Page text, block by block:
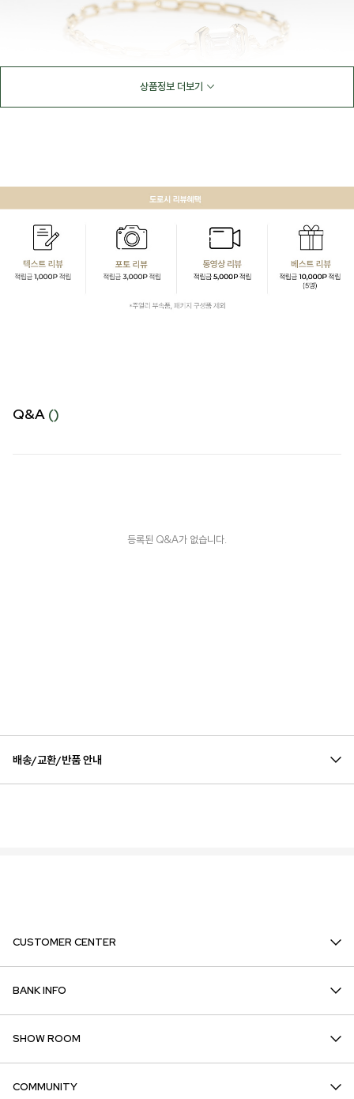
상품정보 더보기
Q&A ()
등록된 Q&A가 없습니다.
배송/교환/반품 안내
CUSTOMER CENTER
BANK INFO
SHOW ROOM
COMMUNITY